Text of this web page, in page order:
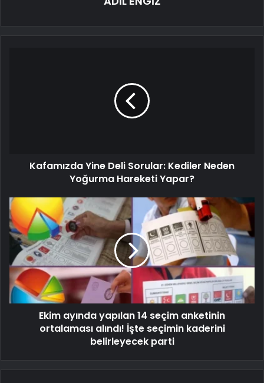
Kafamızda Yine Deli Sorular: Kediler Neden
Yoğurma Hareketi Yapar?
Ekim ayında yapılan 14 seçim anketinin
ortalaması alındı! İşte seçimin kaderini
belirleyecek parti